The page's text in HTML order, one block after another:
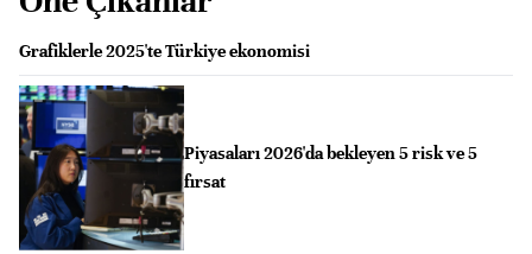
Grafiklerle 2025'te Türkiye ekonomisi
Piyasaları 2026'da bekleyen 5 risk ve 5
fırsat